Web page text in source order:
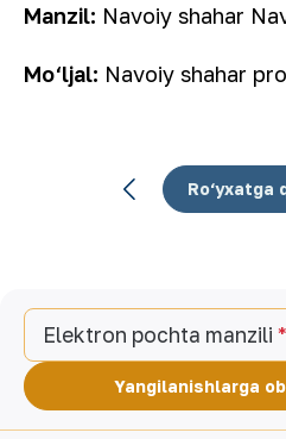
Manzil: Navoiy shahar
Mo‘ljal: Navoiy shahar
Ro‘yxatga
Elektron pochta manzili
Yangilanishlarga